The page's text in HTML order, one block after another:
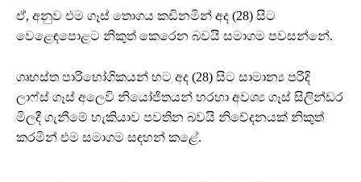
ඒ, අනුව එම ගෑස් තොගය කඩිනමින් අද (28) සිට
වෙළෙඳපොළට නිකුත් කෙරෙන බවයි සමාගම පවසන්නේ.
ගෘහස්ත පාරිභෝගිකයන් හට අද (28) සිට සාමාන්‍ය පරිදි
ලාෆ්ස් ගෑස් අලෙවි නියෝජිතයන් හරහා අවශ්‍ය ගෑස් සිලින්ඩර
මිලදී ගැනීමේ හැකියාව පවතින බවයි නිවේදනයක් නිකුත්
කරමින් එම සමාගම සඳහන් කළේ.